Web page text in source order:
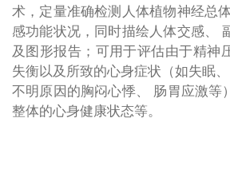
术，定量准确检测人体植物神经总
感功能状况，同时描绘人体交感、
及图形报告；可用于评估由于精神
失衡以及所致的心身症状（如失眠、
不明原因的胸闷心悸、 肠胃应激等
整体的心身健康状态等。